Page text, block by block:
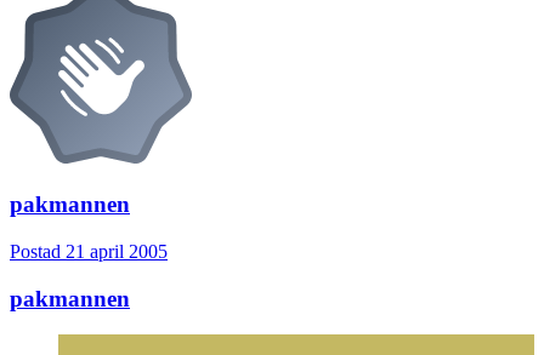
pakmannen
Postad 21 april 2005
pakmannen